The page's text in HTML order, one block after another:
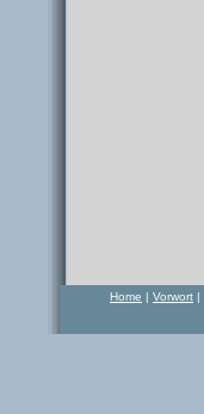
Home | Vorwort |